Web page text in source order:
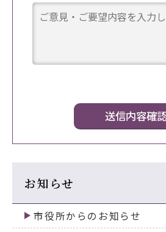
お知らせ
市役所からのお知らせ